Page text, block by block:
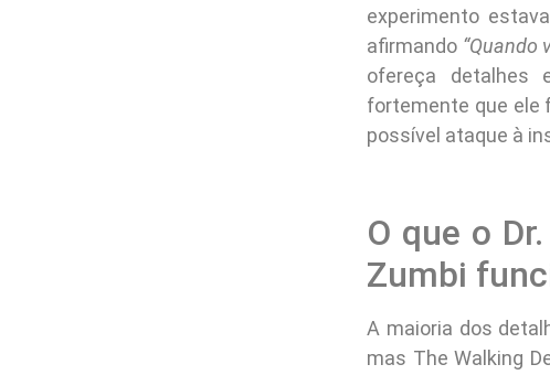
experimento
afirmando “Quando
ofereça detalhes
fortemente que ele
possível ataque à
O que o
Zumbi
A maioria dos
mas The Walking